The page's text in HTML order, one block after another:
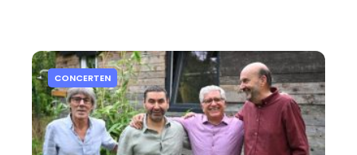
CONCERTEN